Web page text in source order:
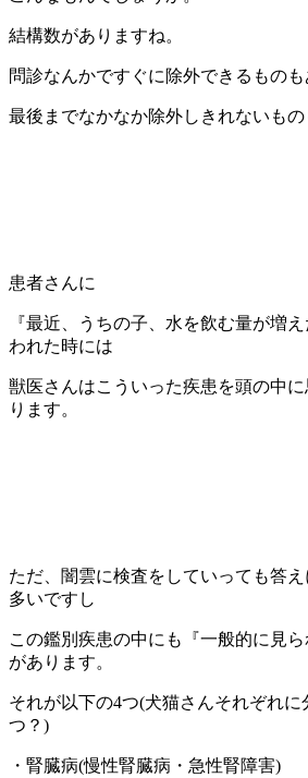
結構数がありますね。
問診なんかですぐに除外できるもの
最後までなかなか除外しきれないもの
患者さんに
『最近、うちの子、水を飲む量が増
われた時には
獣医さんはこういった疾患を頭の中
ります。
ただ、闇雲に検査をしていっても答
多いですし
この鑑別疾患の中にも『一般的に見
があります。
それが以下の4つ(犬猫さんそれぞれに
つ？)
・腎臓病(慢性腎臓病・急性腎障害)